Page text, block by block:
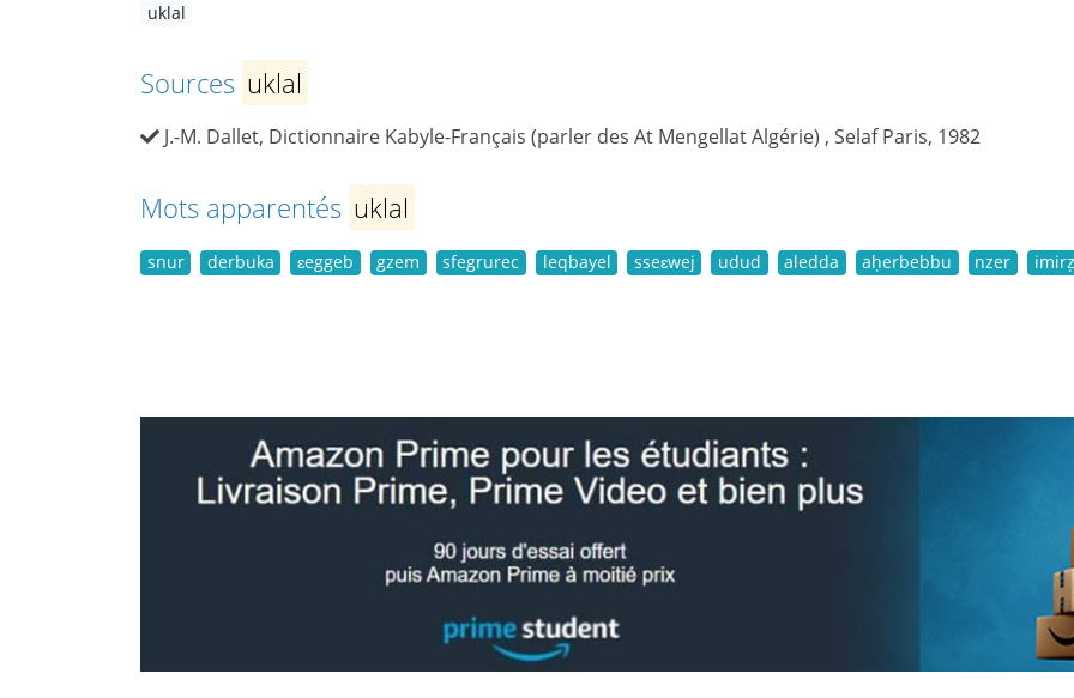
uklal
Sources uklal
J.-M. Dallet, Dictionnaire Kabyle-Français (parler des At Mengellat Algérie) , Selaf Paris, 1982
Mots apparentés uklal
snur derbuka ɛeggeb gzem sfegrurec leqbayel sseɛwej udud aledda aḥerbebbu nzer